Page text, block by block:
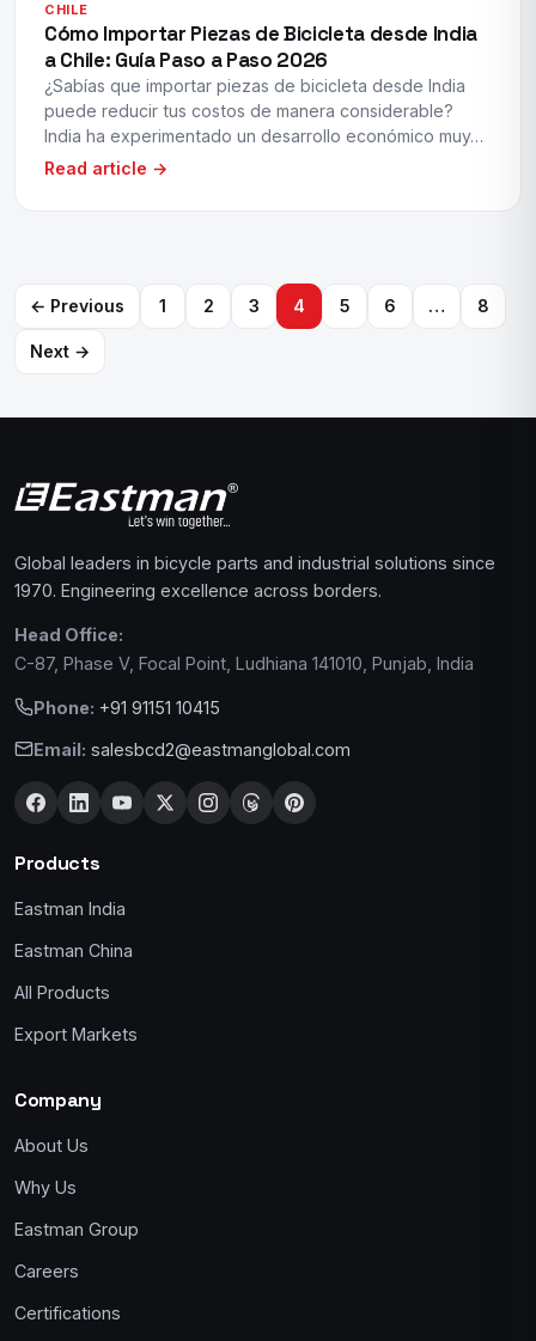
CHILE
Cómo Importar Piezas de Bicicleta desde India
a Chile: Guía Paso a Paso 2026
¿Sabías que importar piezas de bicicleta desde India
puede reducir tus costos de manera considerable?
India ha experimentado un desarrollo económico muy…
Read article →
← Previous 1 2 3 4 5 6 … 8
Next →
Global leaders in bicycle parts and industrial solutions since
1970. Engineering excellence across borders.
Head Office:
C-87, Phase V, Focal Point, Ludhiana 141010, Punjab, India
Phone: +91 91151 10415
Email: salesbcd2@eastmanglobal.com
Products
Eastman India
Eastman China
All Products
Export Markets
Company
About Us
Why Us
Eastman Group
Careers
Certifications